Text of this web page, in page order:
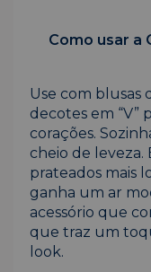
Como usar a
Use com blusas
decotes em “V”
corações.
cheio de leveza.
prateados mais
ganha um ar
acessório que
que traz um
look.